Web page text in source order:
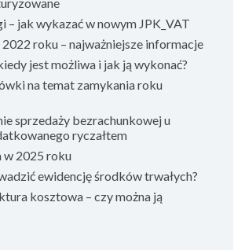
– jak wykazać w nowym JPK_VAT
roku – najważniejsze informacje
jest możliwa i jak ją wykonać?
na temat zamykania roku
sprzedaży bezrachunkowej u
ryczałtem
w 2025 roku
ewidencję środków trwałych?
kosztowa – czy można ją